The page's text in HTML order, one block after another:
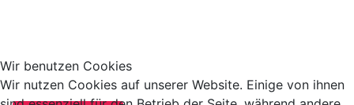
Wir benutzen Cookies
Wir nutzen Cookies auf unserer Website. Einige von ihnen